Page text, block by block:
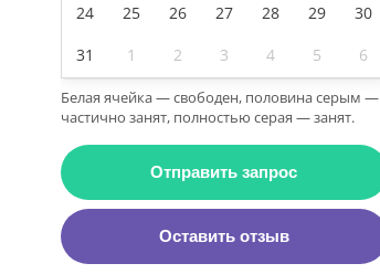
24 25 26 27 28 29 30
31 1 2 3 4 5 6
Белая ячейка — свободен, половина серым —
частично занят, полностью серая — занят.
Отправить запрос
Оставить отзыв